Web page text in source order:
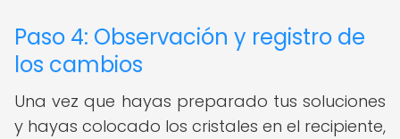
Paso 4: Observación y registro de
los cambios
Una vez que hayas preparado tus soluciones
y hayas colocado los cristales en el recipiente,